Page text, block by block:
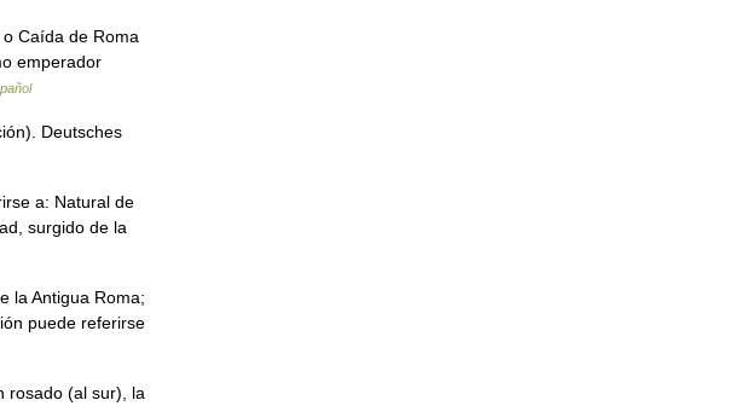
Caída de Roma
emperador
Deutsches
a: Natural de
surgido de la
la Antigua Roma;
puede referirse
rosado (al sur), la